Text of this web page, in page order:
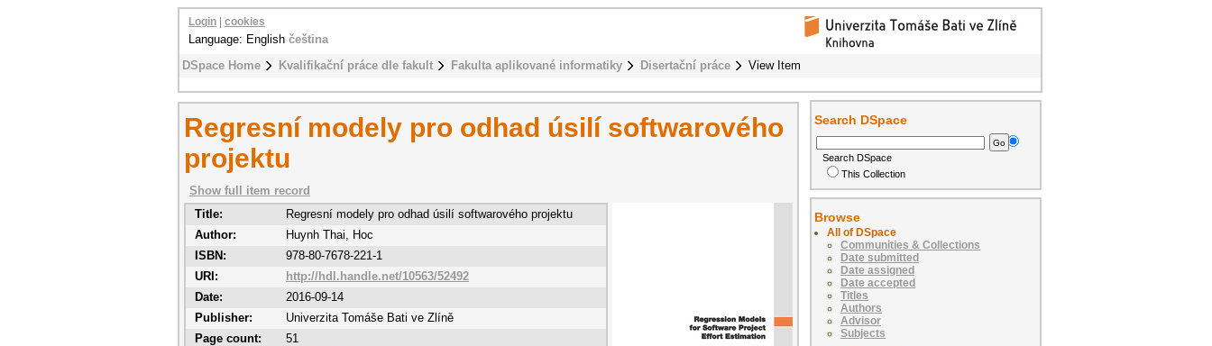
DSpace Home Kvalifikační práce dle fakult Fakulta aplikované informatiky Disertační práce View Item
Login cookies
Language: English čeština
Regresní modely pro odhad úsilí softwarového
projektu
Show full item record
Title:
Regresní modely pro odhad úsilí softwarového projektu
Author:
Huynh Thai, Hoc
ISBN:
978-80-7678-221-1
URI:
http://hdl.handle.net/10563/52492
Date:
2016-09-14
Publisher:
Univerzita Tomáše Bati ve Zlíně
Page count:
51
Search DSpace
Search DSpace
This Collection
Browse
All of DSpace
Communities & Collections
Date submitted
Date assigned
Date accepted
Titles
Authors
Advisor
Subjects